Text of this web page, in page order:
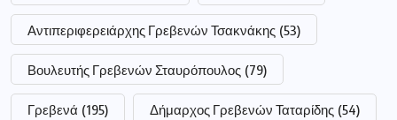
Αντιπεριφερειάρχης Γρεβενών Τσακνάκης (53)
Βουλευτής Γρεβενών Σταυρόπουλος (79)
Γρεβενά (195) Δήμαρχος Γρεβενών Ταταρίδης (54)